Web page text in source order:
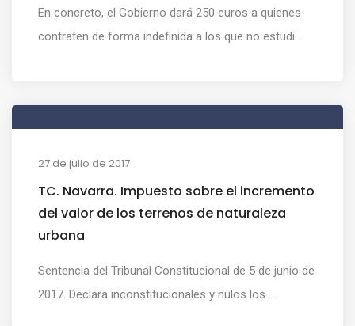
En concreto, el Gobierno dará 250 euros a quienes
contraten de forma indefinida a los que no estudi...
27 de julio de 2017
TC. Navarra. Impuesto sobre el incremento
del valor de los terrenos de naturaleza
urbana
Sentencia del Tribunal Constitucional de 5 de junio de
2017. Declara inconstitucionales y nulos los ...